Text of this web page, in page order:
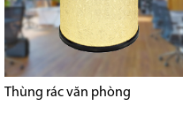
Thùng rác văn phòng